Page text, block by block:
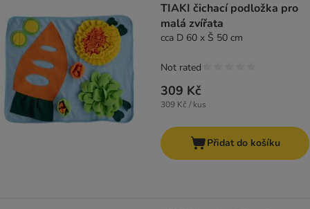
TIAKI čichací podložka pro
malá zvířata
cca D 60 x Š 50 cm
309 Kč
309 Kč / kus
Not rated
Přidat do košíku